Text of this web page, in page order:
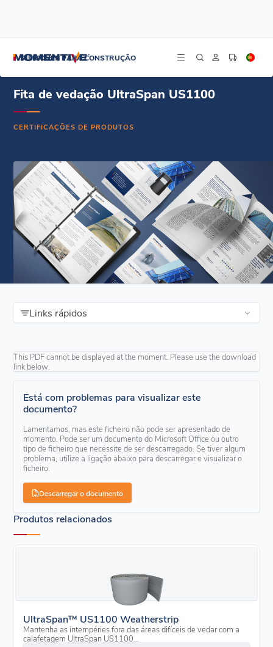
SILICONES PARA CONSTRUÇÃO
UltraSpan US1100 Weatherstrip - Certificado do produto - Inglês
Fita de vedação UltraSpan US1100
CERTIFICAÇÕES DE PRODUTOS
Links rápidos
This PDF cannot be displayed at the moment. Please use the download
link below.
Está com problemas para visualizar este
documento?
Lamentamos, mas este ficheiro não pode ser apresentado de
momento. Pode ser um documento do Microsoft Office ou outro
tipo de ficheiro que necessite de ser descarregado. Se tiver algum
problema, utilize a ligação abaixo para descarregar e visualizar o
ficheiro.
Descarregar o documento
Produtos relacionados
UltraSpan™ US1100 Weatherstrip
Mantenha as intempéries fora das áreas difíceis de vedar com a
calafetagem UltraSpan US1100...